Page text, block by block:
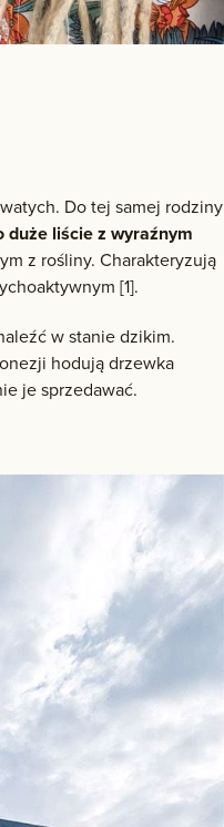
Do tej samej rodziny
duże liście z wyraźnym
z rośliny. Charakteryzują
[1].
w stanie dzikim.
hodują drzewka
je sprzedawać.